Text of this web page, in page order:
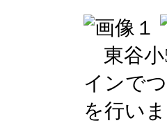
東谷小
インで
を行い